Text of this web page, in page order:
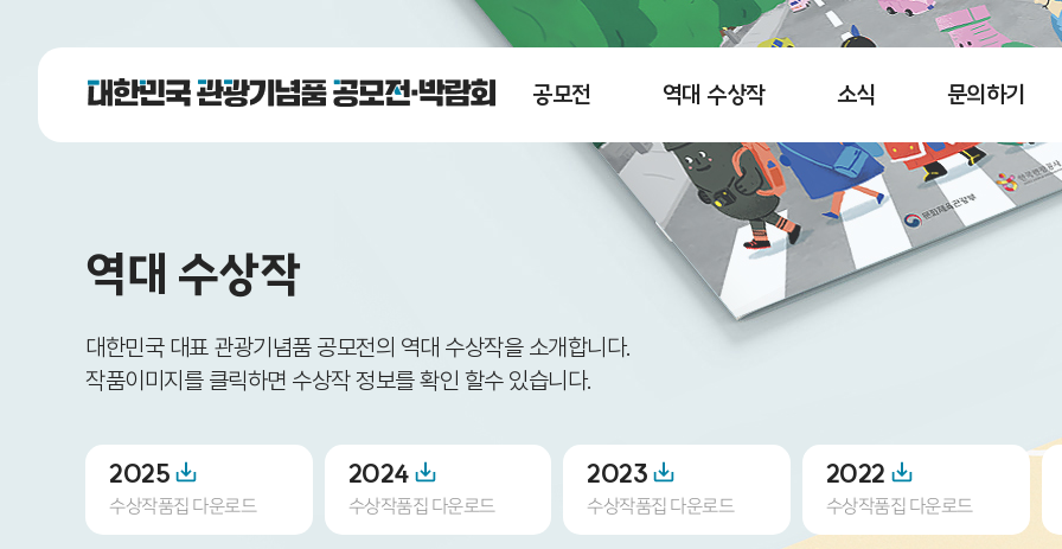
공모전 역대 수상작 소식 문의하기
역대 수상작
대한민국 대표 관광기념품 공모전의 역대 수상작을 소개합니다.
작품이미지를 클릭하면 수상작 정보를 확인 할수 있습니다.
2025
수상작품집 다운로드
2024
수상작품집 다운로드
2023
수상작품집 다운로드
2022
수상작품집 다운로드